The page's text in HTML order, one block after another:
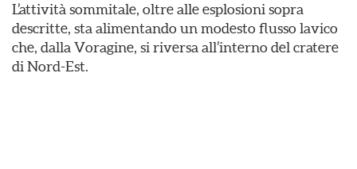
L’attività sommitale, oltre alle esplosioni sopra
descritte, sta alimentando un modesto flusso lavico
che, dalla Voragine, si riversa all’interno del cratere
di Nord-Est.